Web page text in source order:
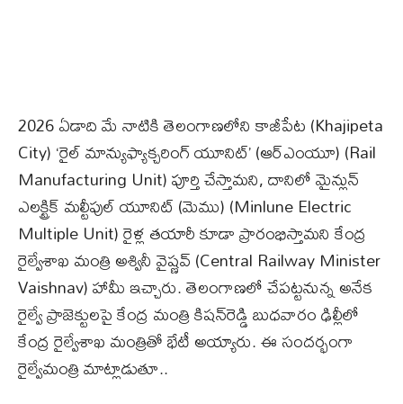
2026 ఏడాది మే నాటికి తెలంగాణలోని కాజీపేట (Khajipeta
City) ‘రైల్ మాన్యుఫ్యాక్చరింగ్ యూనిట్’ (ఆర్‌ఎంయూ) (Rail
Manufacturing Unit) పూర్తి చేస్తామని, దానిలో మైన్లున్
ఎలక్ట్రిక్ మల్టీపుల్ యూనిట్ (మెము) (Minlune Electric
Multiple Unit) రైళ్ల తయారీ కూడా ప్రారంభిస్తామని కేంద్ర
రైల్వేశాఖ మంత్రి అశ్వినీ వైష్ణవ్ (Central Railway Minister
Vaishnav) హామీ ఇచ్చారు. తెలంగాణలో చేపట్టనున్న అనేక
రైల్వే ప్రాజెక్టులపై కేంద్ర మంత్రి కిషన్‌రెడ్డి బుధవారం ఢిల్లీలో
కేంద్ర రైల్వేశాఖ మంత్రితో భేటీ అయ్యారు. ఈ సందర్భంగా
రైల్వేమంత్రి మాట్లాడుతూ..